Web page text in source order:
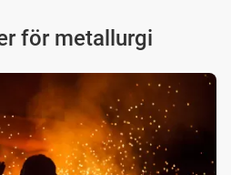
för metallurgi